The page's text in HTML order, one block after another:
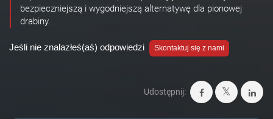
bezpieczniejszą i wygodniejszą alternatywę dla pionowej
drabiny.
Jeśli nie znalazłeś(aś) odpowiedzi Skontaktuj się z nami
Udostępnij: